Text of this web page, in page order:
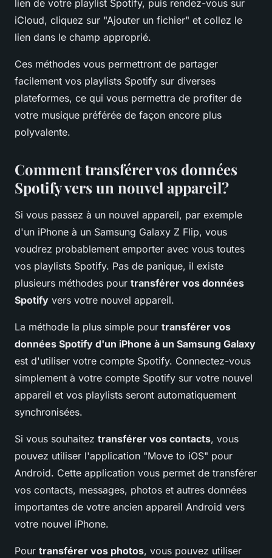
lien de votre playlist Spotify, puis rendez-vous sur
iCloud, cliquez sur "Ajouter un fichier" et collez le
lien dans le champ approprié.
Ces méthodes vous permettront de partager
facilement vos playlists Spotify sur diverses
plateformes, ce qui vous permettra de profiter de
votre musique préférée de façon encore plus
polyvalente.
Comment transférer vos données
Spotify vers un nouvel appareil?
Si vous passez à un nouvel appareil, par exemple
d'un iPhone à un Samsung Galaxy Z Flip, vous
voudrez probablement emporter avec vous toutes
vos playlists Spotify. Pas de panique, il existe
plusieurs méthodes pour transférer vos données
Spotify vers votre nouvel appareil.
La méthode la plus simple pour transférer vos
données Spotify d'un iPhone à un Samsung Galaxy
est d'utiliser votre compte Spotify. Connectez-vous
simplement à votre compte Spotify sur votre nouvel
appareil et vos playlists seront automatiquement
synchronisées.
Si vous souhaitez transférer vos contacts, vous
pouvez utiliser l'application "Move to iOS" pour
Android. Cette application vous permet de transférer
vos contacts, messages, photos et autres données
importantes de votre ancien appareil Android vers
votre nouvel iPhone.
Pour transférer vos photos, vous pouvez utiliser